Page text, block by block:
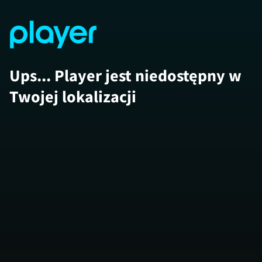
Ups... Player jest niedostępny w
Twojej lokalizacji